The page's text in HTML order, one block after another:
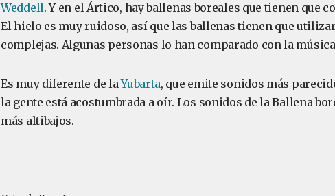
Weddell. Y en el Ártico, hay ballenas boreales que tienen que
El hielo es muy ruidoso, así que las ballenas tienen que
complejas. Algunas personas lo han comparado con la
Es muy diferente de laYubarta, que emite sonidos más
la gente está acostumbrada a oír. Los sonidos de la Ballena
más altibajos.